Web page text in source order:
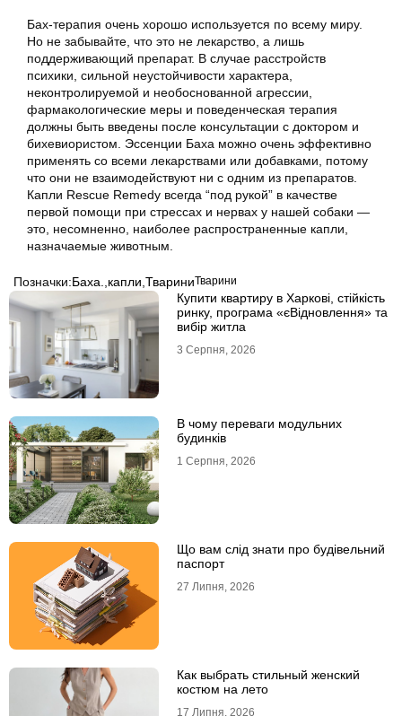
Бах-терапия очень хорошо используется по всему миру.
Но не забывайте, что это не лекарство, а лишь
поддерживающий препарат. В случае расстройств
психики, сильной неустойчивости характера,
неконтролируемой и необоснованной агрессии,
фармакологические меры и поведенческая терапия
должны быть введены после консультации с доктором и
бихевиористом. Эссенции Баха можно очень эффективно
применять со всеми лекарствами или добавками, потому
что они не взаимодействуют ни с одним из препаратов.
Капли Rescue Remedy всегда “под рукой” в качестве
первой помощи при стрессах и нервах у нашей собаки —
это, несомненно, наиболее распространенные капли,
назначаемые животным.
Позначки:Баха. капли ТвариниТварини
Купити квартиру в Харкові, стійкість
ринку, програма «єВідновлення» та
вибір житла
3 Серпня, 2026
В чому переваги модульних
будинків
1 Серпня, 2026
Що вам слід знати про будівельний
паспорт
27 Липня, 2026
Как выбрать стильный женский
костюм на лето
17 Липня, 2026